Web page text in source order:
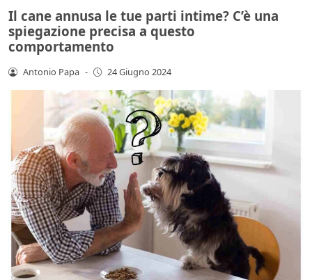
Il cane annusa le tue parti intime? C’è una
spiegazione precisa a questo
comportamento
Antonio Papa - 24 Giugno 2024